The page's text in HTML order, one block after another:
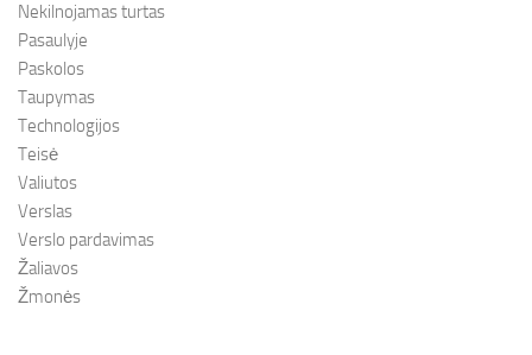
Nekilnojamas turtas
Pasaulyje
Paskolos
Taupymas
Technologijos
Teisė
Valiutos
Verslas
Verslo pardavimas
Žaliavos
Žmonės